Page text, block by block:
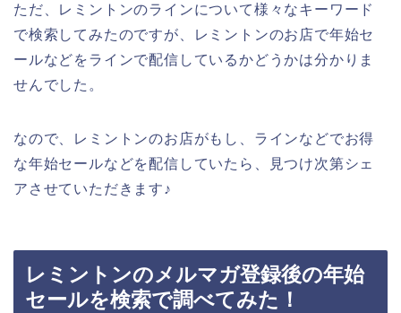
ただ、レミントンのラインについて様々なキーワード
で検索してみたのですが、レミントンのお店で年始セ
ールなどをラインで配信しているかどうかは分かりま
せんでした。
なので、レミントンのお店がもし、ラインなどでお得
な年始セールなどを配信していたら、見つけ次第シェ
アさせていただきます♪
レミントンのメルマガ登録後の年始
セールを検索で調べてみた！